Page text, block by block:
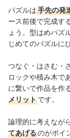
パズルは手先の発
ース前後で完成す
ょう。型はめパズ
じめてのパズルに
つなぐ・はさむ・
ロックや積み木で
に繋いで作品を作
メリットです。
論理的に考えなが
てあげるのがポイ